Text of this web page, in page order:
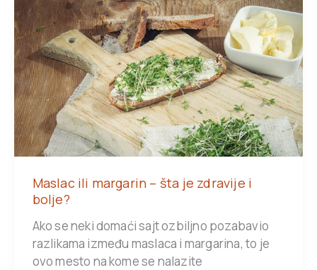
Maslac ili margarin – šta je zdravije i
bolje?
Ako se neki domaći sajt ozbiljno pozabavio
razlikama između maslaca i margarina, to je
ovo mesto na kome se nalazite